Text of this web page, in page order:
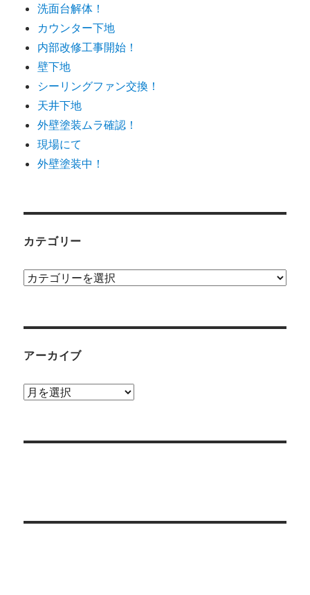
洗面台解体！
カウンター下地
内部改修工事開始！
壁下地
シーリングファン交換！
天井下地
外壁塗装ムラ確認！
現場にて
外壁塗装中！
カテゴリー
カ
ー
アーカイブ
ア